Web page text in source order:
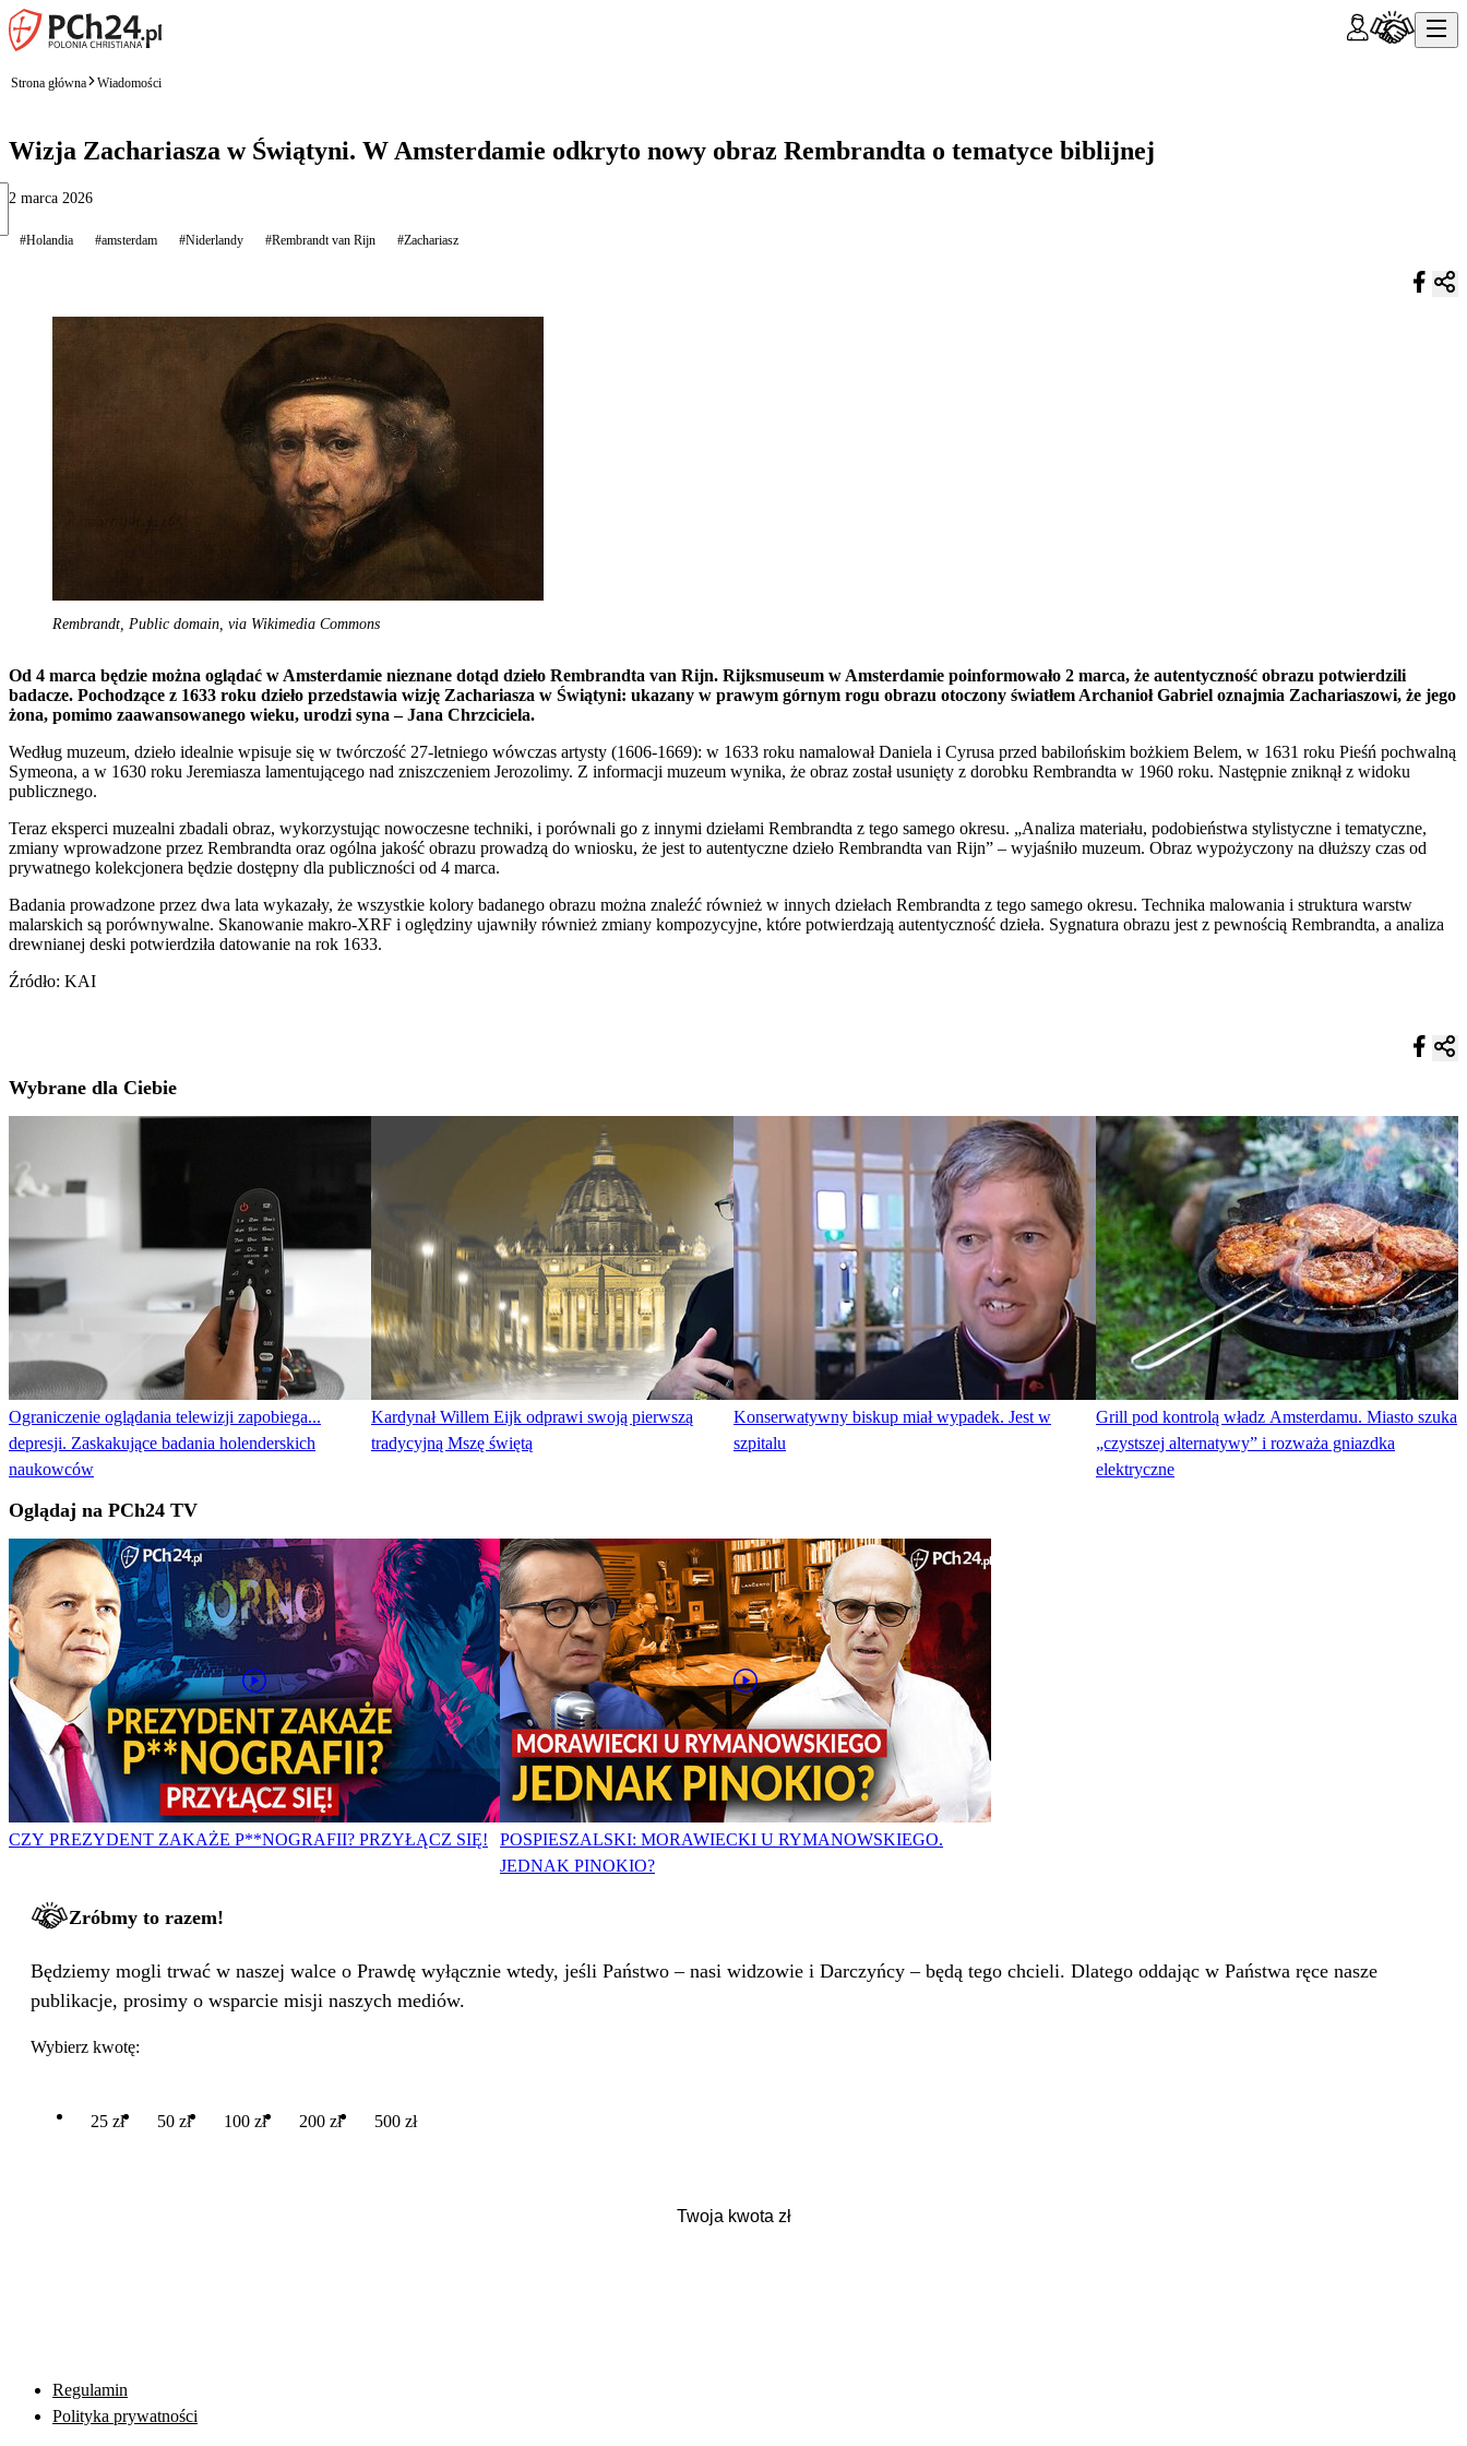
Strona główna Wiadomości
Wizja Zachariasza w Świątyni. W Amsterdamie odkryto nowy obraz Rembrandta o tematyce biblijnej
2 marca 2026
#Holandia #amsterdam #Niderlandy #Rembrandt van Rijn #Zachariasz
Rembrandt, Public domain, via Wikimedia Commons
Od 4 marca będzie można oglądać w Amsterdamie nieznane dotąd dzieło Rembrandta van Rijn. Rijksmuseum w Amsterdamie poinformowało 2 marca, że autentyczność obrazu potwierdzili
badacze. Pochodzące z 1633 roku dzieło przedstawia wizję Zachariasza w Świątyni: ukazany w prawym górnym rogu obrazu otoczony światłem Archanioł Gabriel oznajmia Zachariaszowi, że jego
żona, pomimo zaawansowanego wieku, urodzi syna – Jana Chrzciciela.
Według muzeum, dzieło idealnie wpisuje się w twórczość 27-letniego wówczas artysty (1606-1669): w 1633 roku namalował Daniela i Cyrusa przed babilońskim bożkiem Belem, w 1631 roku Pieśń pochwalną
Symeona, a w 1630 roku Jeremiasza lamentującego nad zniszczeniem Jerozolimy. Z informacji muzeum wynika, że obraz został usunięty z dorobku Rembrandta w 1960 roku. Następnie zniknął z widoku
publicznego.
Teraz eksperci muzealni zbadali obraz, wykorzystując nowoczesne techniki, i porównali go z innymi dziełami Rembrandta z tego samego okresu. „Analiza materiału, podobieństwa stylistyczne i tematyczne,
zmiany wprowadzone przez Rembrandta oraz ogólna jakość obrazu prowadzą do wniosku, że jest to autentyczne dzieło Rembrandta van Rijn” – wyjaśniło muzeum. Obraz wypożyczony na dłuższy czas od
prywatnego kolekcjonera będzie dostępny dla publiczności od 4 marca.
Badania prowadzone przez dwa lata wykazały, że wszystkie kolory badanego obrazu można znaleźć również w innych dziełach Rembrandta z tego samego okresu. Technika malowania i struktura warstw
malarskich są porównywalne. Skanowanie makro-XRF i oględziny ujawniły również zmiany kompozycyjne, które potwierdzają autentyczność dzieła. Sygnatura obrazu jest z pewnością Rembrandta, a analiza
drewnianej deski potwierdziła datowanie na rok 1633.
Źródło: KAI
Wybrane dla Ciebie
Ograniczenie oglądania telewizji zapobiega...
depresji. Zaskakujące badania holenderskich
naukowców
Kardynał Willem Eijk odprawi swoją pierwszą
tradycyjną Mszę świętą
Konserwatywny biskup miał wypadek. Jest w
szpitalu
Grill pod kontrolą władz Amsterdamu. Miasto szuka
„czystszej alternatywy” i rozważa gniazdka
elektryczne
Oglądaj na PCh24 TV
CZY PREZYDENT ZAKAŻE P**NOGRAFII? PRZYŁĄCZ SIĘ!
POSPIESZALSKI: MORAWIECKI U RYMANOWSKIEGO.
JEDNAK PINOKIO?
Zróbmy to razem!
Będziemy mogli trwać w naszej walce o Prawdę wyłącznie wtedy, jeśli Państwo – nasi widzowie i Darczyńcy – będą tego chcieli. Dlatego oddając w Państwa ręce nasze
publikacje, prosimy o wsparcie misji naszych mediów.
Wybierz kwotę:
25 zł 50 zł 100 zł 200 zł 500 zł
Regulamin
Polityka prywatności